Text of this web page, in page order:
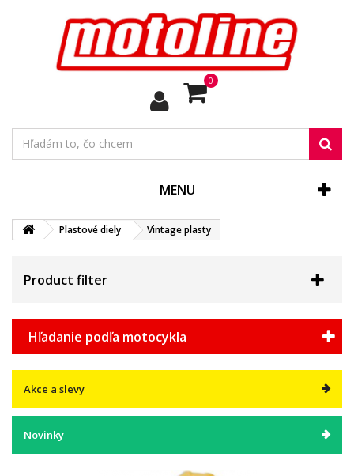
0
MENU
Plastové diely Vintage plasty
Product filter
Hľadanie podľa motocykla
Akce a slevy
Novinky